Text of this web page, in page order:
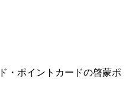
・ポイントカードの啓蒙ポ